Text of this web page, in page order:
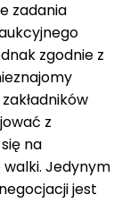
zadania
zgodnie z
z
na
walki. Jedynym
jest